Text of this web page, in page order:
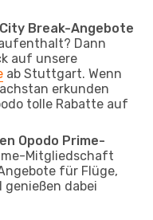
Break-Angebote
Dann
auf unsere
ab Stuttgart. Wenn
erkunden
tolle Rabatte auf
Opodo Prime-
Mitgliedschaft
für Flüge,
dabei